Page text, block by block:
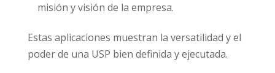
misión y visión de la empresa.
Estas aplicaciones muestran la versatilidad y el
poder de una USP bien definida y ejecutada.